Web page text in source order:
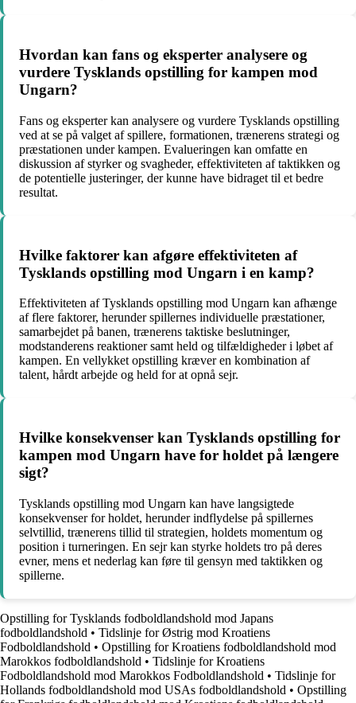
Hvordan kan fans og eksperter analysere og
vurdere Tysklands opstilling for kampen mod
Ungarn?
Fans og eksperter kan analysere og vurdere Tysklands opstilling
ved at se på valget af spillere, formationen, trænerens strategi og
præstationen under kampen. Evalueringen kan omfatte en
diskussion af styrker og svagheder, effektiviteten af taktikken og
de potentielle justeringer, der kunne have bidraget til et bedre
resultat.
Hvilke faktorer kan afgøre effektiviteten af
Tysklands opstilling mod Ungarn i en kamp?
Effektiviteten af Tysklands opstilling mod Ungarn kan afhænge
af flere faktorer, herunder spillernes individuelle præstationer,
samarbejdet på banen, trænerens taktiske beslutninger,
modstanderens reaktioner samt held og tilfældigheder i løbet af
kampen. En vellykket opstilling kræver en kombination af
talent, hårdt arbejde og held for at opnå sejr.
Hvilke konsekvenser kan Tysklands opstilling for
kampen mod Ungarn have for holdet på længere
sigt?
Tysklands opstilling mod Ungarn kan have langsigtede
konsekvenser for holdet, herunder indflydelse på spillernes
selvtillid, trænerens tillid til strategien, holdets momentum og
position i turneringen. En sejr kan styrke holdets tro på deres
evner, mens et nederlag kan føre til gensyn med taktikken og
spillerne.
Opstilling for Tysklands fodboldlandshold mod Japans
fodboldlandshold • Tidslinje for Østrig mod Kroatiens
Fodboldlandshold • Opstilling for Kroatiens fodboldlandshold mod
Marokkos fodboldlandshold • Tidslinje for Kroatiens
Fodboldlandshold mod Marokkos Fodboldlandshold • Tidslinje for
Hollands fodboldlandshold mod USAs fodboldlandshold • Opstilling